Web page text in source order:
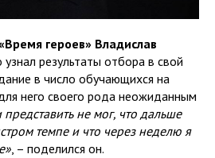
героев» Владислав
узнал результаты отбора в свой
в число обучающихся на
него своего рода неожиданным
не мог, что дальше
темпе и что через неделю я
, – поделился он.